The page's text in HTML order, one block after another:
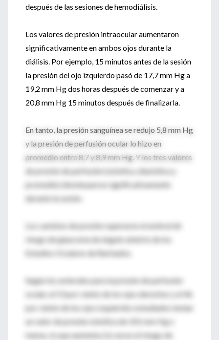
después de las sesiones de hemodiálisis.
Los valores de presión intraocular aumentaron
significativamente en ambos ojos durante la
diálisis. Por ejemplo, 15 minutos antes de la sesión
la presión del ojo izquierdo pasó de 17,7 mm Hg a
19,2 mm Hg dos horas después de comenzar y a
20,8 mm Hg 15 minutos después de finalizarla.
En tanto, la presión sanguínea se redujo 5,8 mm Hg
y la presión de perfusión ocular lo hizo en
promedio entre 8,7 y 8,9 mm Hg. Y los tres valores
de presión de perfusión (sistólica, diastólica y
promedio) disminuyeron significativamente
durante la sesión.
Los cambios de presión superaron el umbral de
riesgo de glaucoma de ángulo abierto de los
Estudios Oculares de Barbados.
Según los umbrales para la presión de perfusión
ocular, el 53 por ciento de los ojos derechos y el 46
por ciento de los ojos izquierdos estudiados tenían
un valor de presión sistólica de 101 mm Hg o
menos, lo que aumenta 2,6 veces el riesgo de